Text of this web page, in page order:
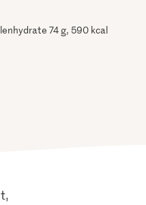
74 g, 590 kcal